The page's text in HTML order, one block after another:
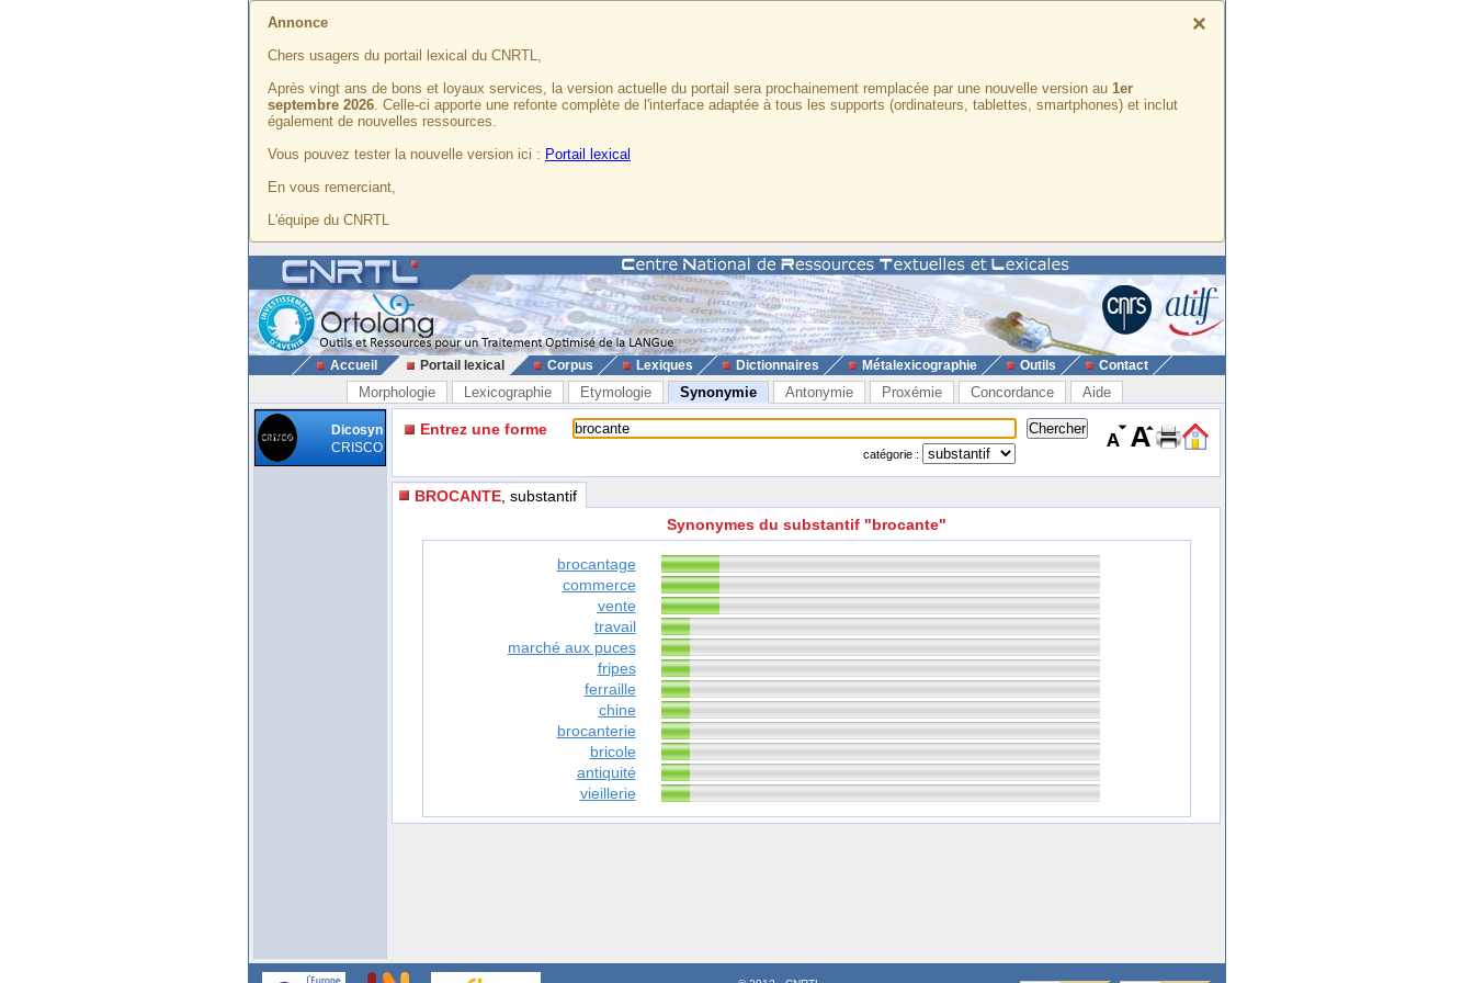
×
Annonce
Chers usagers du portail lexical du CNRTL,
Après vingt ans de bons et loyaux services, la version actuelle du portail sera prochainement remplacée par une nouvelle version au 1er
septembre 2026. Celle-ci apporte une refonte complète de l'interface adaptée à tous les supports (ordinateurs, tablettes, smartphones) et inclut
également de nouvelles ressources.
Vous pouvez tester la nouvelle version ici : Portail lexical
En vous remerciant,
L'équipe du CNRTL
Accueil Portail lexical Corpus Lexiques Dictionnaires Métalexicographie Outils Contact
Morphologie Lexicographie Etymologie Synonymie Antonymie Proxémie Concordance Aide
Dicosyn
CRISCO
Entrez une forme
catégorie :
BROCANTE , substantif
Synonymes du substantif "brocante"
brocantage
commerce
vente
travail
marché aux puces
fripes
ferraille
chine
brocanterie
bricole
antiquité
vieillerie